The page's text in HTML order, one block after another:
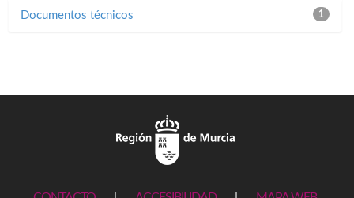
1
Documentos técnicos